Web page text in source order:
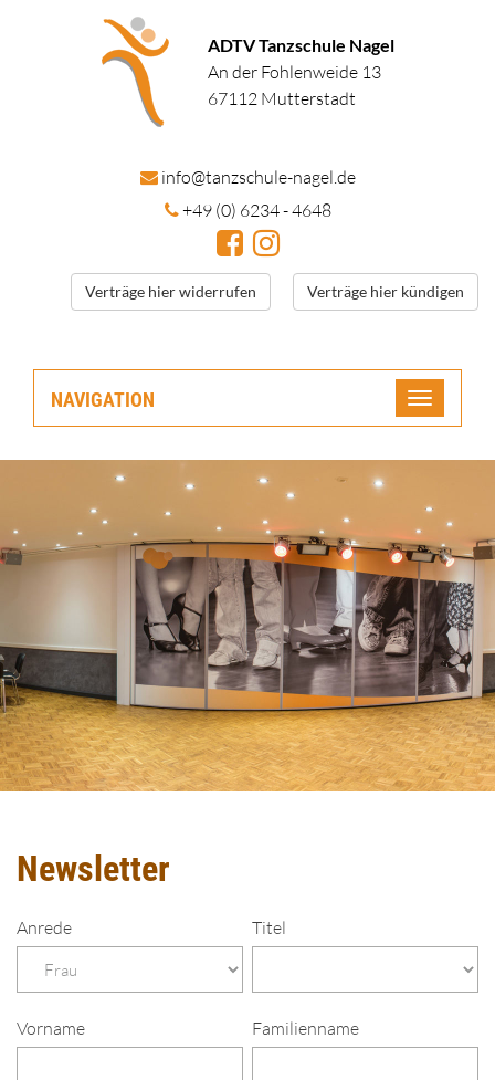
ADTV Tanzschule Nagel
An der Fohlenweide 13
67112 Mutterstadt
info@tanzschule-nagel.de
+49 (0) 6234 - 4648
Verträge hier widerrufen Verträge hier kündigen
NAVIGATION
Toggle
Newsletter
Anrede Titel
Vorname Familienname